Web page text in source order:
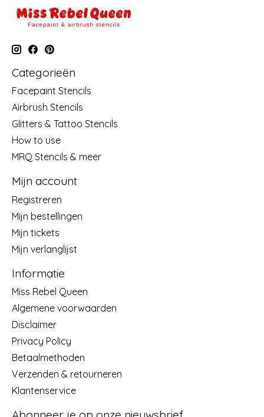
Categorieën
Facepaint Stencils
Airbrush Stencils
Glitters & Tattoo Stencils
How to use
MRQ Stencils & meer
Mijn account
Registreren
Mijn bestellingen
Mijn tickets
Mijn verlanglijst
Informatie
Miss Rebel Queen
Algemene voorwaarden
Disclaimer
Privacy Policy
Betaalmethoden
Verzenden & retourneren
Klantenservice